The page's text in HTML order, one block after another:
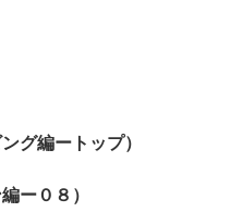
グ編ートップ）
ー０８）